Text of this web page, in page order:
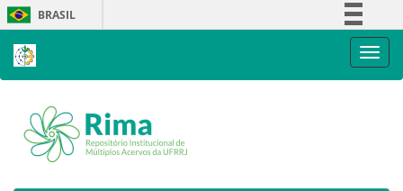
Skip
navigation
BRASIL